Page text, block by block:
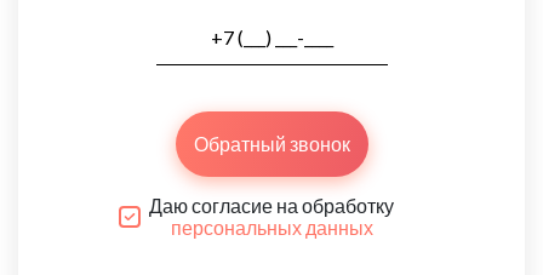
Обратный звонок
Даю согласие на обработку
персональных данных